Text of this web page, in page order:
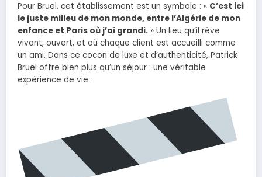
Pour Bruel, cet établissement est un symbole : « C’est ici
le juste milieu de mon monde, entre l’Algérie de mon
enfance et Paris où j’ai grandi. » Un lieu qu’il rêve
vivant, ouvert, et où chaque client est accueilli comme
un ami. Dans ce cocon de luxe et d’authenticité, Patrick
Bruel offre bien plus qu’un séjour : une véritable
expérience de vie.